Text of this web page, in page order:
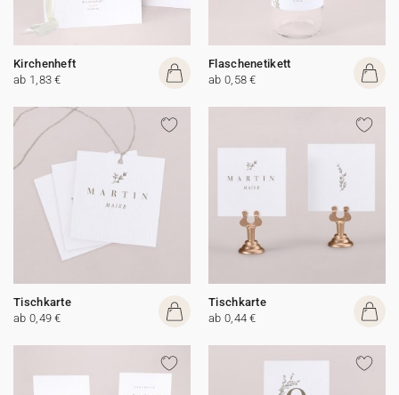
Kirchenheft
ab 1,83 €
Flaschenetikett
ab 0,58 €
Tischkarte
ab 0,49 €
Tischkarte
ab 0,44 €